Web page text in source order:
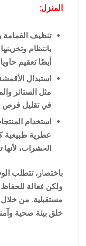
المنزل:
تنظيف
بانتظام
أيضًا تعقيم
استبدال
مثل الستائر
في تقليل فرص
استخدام
عطرية طبيعية
الحشرات،
باختصار، تتطلب
ولكن فعالة
مستقبلية. من خلال
خلق بيئة صحية